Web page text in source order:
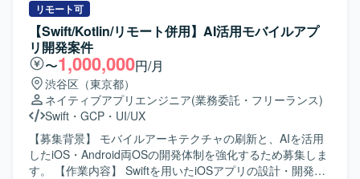
QA）に加わり、仕様検討からリリース・効果分析まで一貫
してご担当いただきます。Swiftを用いたiOSアプリの設計・
開発・保守・運用を中心に、SwiftUIによるUI実装やアーキ
テクチャ設計を含めた実装・運用全般を担っていただきま
す。あわせて、Kotlinを用いたAndroidアプリ開発にも関与
し、Jetpack ComposeによるUI実装など、iOS側の知見を活
かした両OSでの開発を行っていただきます。Claudeなどの
AIツールを活用しながら実装計画の策定、コード生成、レ
ビューの効率化を進め、モバイルアーキテクチャの設計や
ドメイン分離による開発並列性向上に向けた刷新を推進し
ていただきます。また、PdM・デザイナーと連携しつつ、
リモート可
【Swift/Kotlin/リモート併用】AI活用モバイルアプ
リ開発案件
〜1,000,000円/月
渋谷区（東京都）
ネイティブアプリエンジニア(業務委託・フリーランス)
Swift ・ GCP ・ UI/UX
【募集背景】 モバイルアーキテクチャの刷新と、AIを活用
したiOS・Android両OSの開発体制を強化するため募集しま
す。 【作業内容】 Swiftを用いたiOSアプリの設計・開発・